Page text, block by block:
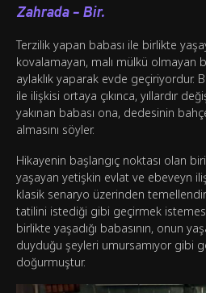
Zahrada – Bir.
Terzilik yapan babası ile birlikte
kovalamayan, malı mülkü olmayan
aylaklık yaparak evde geçiriyordur.
ile ilişkisi ortaya çıkınca, yıllardır
yakınan babası ona, dedesinin
almasını söyler.
Hikayenin başlangıç noktası olan
yaşayan yetişkin evlat ve ebeveyn
klasik senaryo üzerinden
tatilini istediği gibi geçirmek
birlikte yaşadığı babasının, onun
duyduğu şeyleri umursamıyor gibi
doğurmuştur.